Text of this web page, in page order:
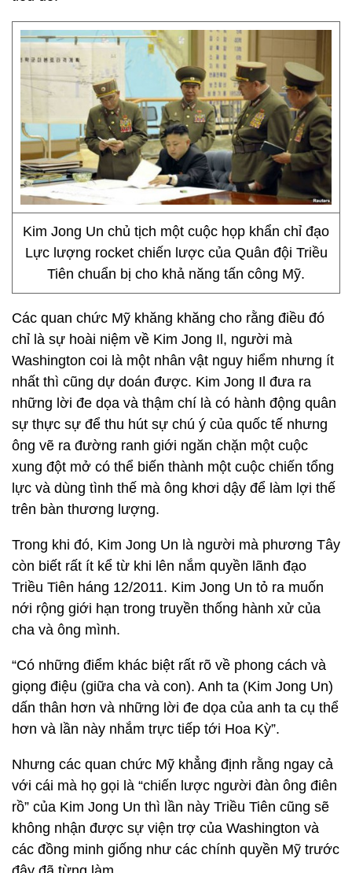
Kim Jong Un chủ tịch một cuộc họp khẩn chỉ đạo
Lực lượng rocket chiến lược của Quân đội Triều
Tiên chuẩn bị cho khả năng tấn công Mỹ.
Các quan chức Mỹ khăng khăng cho rằng điều đó
chỉ là sự hoài niệm về Kim Jong Il, người mà
Washington coi là một nhân vật nguy hiểm nhưng ít
nhất thì cũng dự doán được. Kim Jong Il đưa ra
những lời đe dọa và thậm chí là có hành động quân
sự thực sự để thu hút sự chú ý của quốc tế nhưng
ông vẽ ra đường ranh giới ngăn chặn một cuộc
xung đột mở có thể biến thành một cuộc chiến tổng
lực và dùng tình thế mà ông khơi dậy để làm lợi thế
trên bàn thương lượng.
Trong khi đó, Kim Jong Un là người mà phương Tây
còn biết rất ít kể từ khi lên nắm quyền lãnh đạo
Triều Tiên háng 12/2011. Kim Jong Un tỏ ra muốn
nới rộng giới hạn trong truyền thống hành xử của
cha và ông mình.
“Có những điểm khác biệt rất rõ về phong cách và
giọng điệu (giữa cha và con). Anh ta (Kim Jong Un)
dấn thân hơn và những lời đe dọa của anh ta cụ thể
hơn và lần này nhắm trực tiếp tới Hoa Kỳ”.
Nhưng các quan chức Mỹ khẳng định rằng ngay cả
với cái mà họ gọi là “chiến lược người đàn ông điên
rồ” của Kim Jong Un thì lần này Triều Tiên cũng sẽ
không nhận được sự viện trợ của Washington và
các đồng minh giống như các chính quyền Mỹ trước